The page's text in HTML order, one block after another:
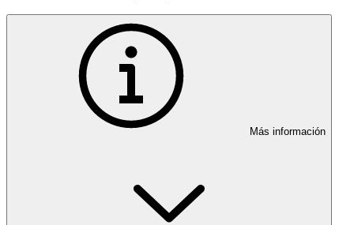
Más información